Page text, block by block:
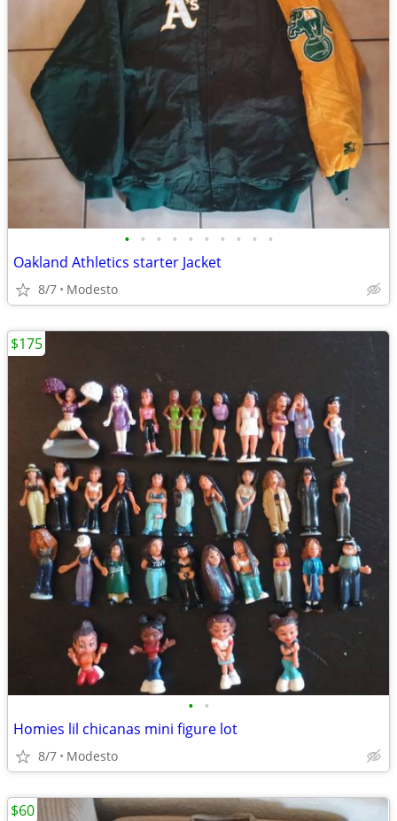
• • • • • • • • • •
Oakland Athletics starter Jacket
8/7 Modesto
• •
Homies lil chicanas mini figure lot
8/7 Modesto
$175
$60